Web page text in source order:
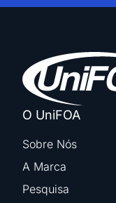
O UniFOA
Sobre Nós
A Marca
Pesquisa